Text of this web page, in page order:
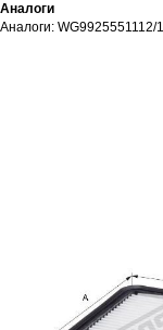
Аналоги
Аналоги: